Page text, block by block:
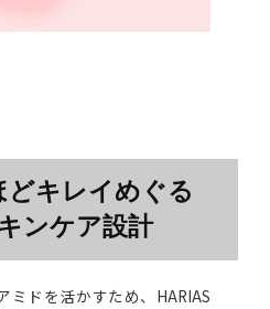
どキレイめぐる
ンケア設計
ミドを活かすため、HARIAS